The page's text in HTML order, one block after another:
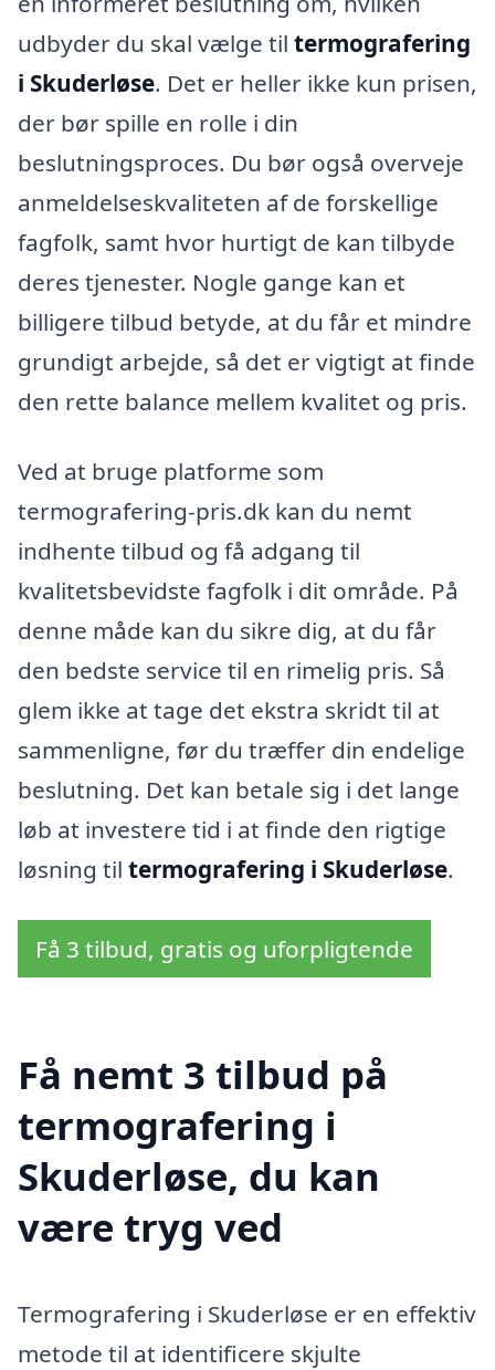
udbyder du skal vælge til termografering
i Skuderløse. Det er heller ikke kun prisen,
der bør spille en rolle i din
beslutningsproces. Du bør også overveje
anmeldelseskvaliteten af de forskellige
fagfolk, samt hvor hurtigt de kan tilbyde
deres tjenester. Nogle gange kan et
billigere tilbud betyde, at du får et mindre
grundigt arbejde, så det er vigtigt at finde
den rette balance mellem kvalitet og pris.
Ved at bruge platforme som
termografering-pris.dk kan du nemt
indhente tilbud og få adgang til
kvalitetsbevidste fagfolk i dit område. På
denne måde kan du sikre dig, at du får
den bedste service til en rimelig pris. Så
glem ikke at tage det ekstra skridt til at
sammenligne, før du træffer din endelige
beslutning. Det kan betale sig i det lange
løb at investere tid i at finde den rigtige
løsning til termografering i Skuderløse.
Få 3 tilbud, gratis og uforpligtende
Få nemt 3 tilbud på
termografering i
Skuderløse, du kan
være tryg ved
Termografering i Skuderløse er en effektiv
metode til at identificere skjulte